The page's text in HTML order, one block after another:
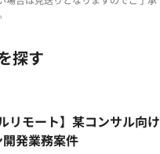
探す
リモート】某コンサル向け
発業務案件